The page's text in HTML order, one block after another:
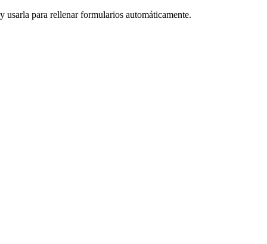
para rellenar formularios automáticamente.